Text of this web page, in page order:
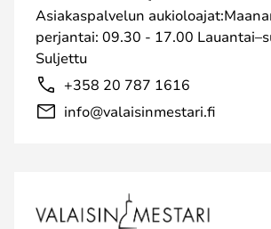
Asiakaspalvelun
perjantai: 09.30 - 17.00
Suljettu
+358 20 787 1616
info@valaisinmestari.fi